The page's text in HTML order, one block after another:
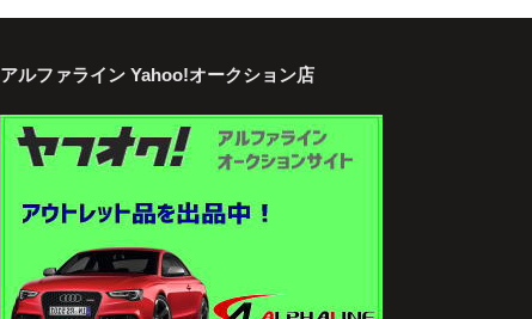
アルファライン Yahoo!オークション店